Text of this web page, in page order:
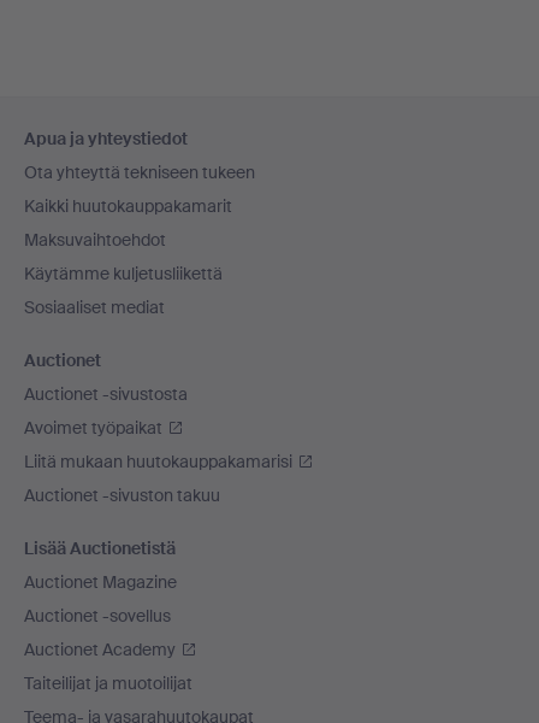
Apua ja yhteystiedot
Ota yhteyttä tekniseen tukeen
Kaikki huutokauppakamarit
Maksuvaihtoehdot
Käytämme kuljetusliikettä
Sosiaaliset mediat
Auctionet
Auctionet -sivustosta
Avoimet työpaikat
Liitä mukaan huutokauppakamarisi
Auctionet -sivuston takuu
Lisää Auctionetistä
Auctionet Magazine
Auctionet -sovellus
Auctionet Academy
Taiteilijat ja muotoilijat
Teema- ja vasarahuutokaupat